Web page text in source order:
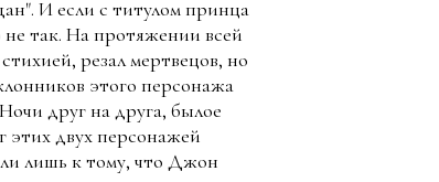
И если с титулом принца
так. На протяжении всей
резал мертвецов, но
этого персонажа
друг на друга, былое
этих двух персонажей
лишь к тому, что Джон